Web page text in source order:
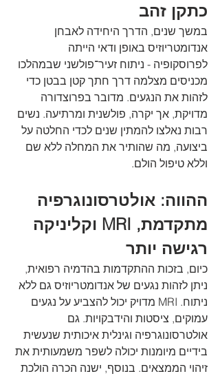
כתקן זהב
במשך שנים, הדרך היחידה לאבחן
אנדומטריוזיס באופן ודאי הייתה
לפרוסקופיה - ניתוח זעיר־פולשני שבמהלכו
מכניסים מצלמה דרך חתך קטן בבטן כדי
לזהות את הנגעים. מדובר בפרוצדורה
מדויקת, אך יקרה, פולשנית ומרתיעה. נשים
רבות נאלצו להמתין שנים לכדי החלטה על
ביצועה, מה שהותיר את המחלה ללא שם
וללא טיפול הולם.
ההווה: אולטרסונוגרפיה
מתקדמת, MRI וקליניקה
רגישה יותר
כיום, בזכות ההתקדמות בהדמיה רפואית,
ניתן לזהות נגעים של אנדומטריוזיס גם ללא
ניתוח. MRI מדויק יכול להצביע על נגעים
עמוקים, ציסטות והידבקויות. גם
אולטרסונוגרפיה וגינלית איכותית שנעשית
בידיים מיומנות יכולה לשפר משמעותית את
זיהוי הממצאים. בנוסף, ישנה הכרה הולכת